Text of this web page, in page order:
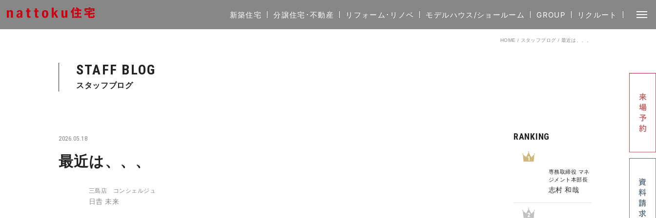
新築住宅 分譲住宅･不動産 リフォーム･リノベ モデルハウス/ショールーム GROUP リクルート
HOME / スタッフブログ / 最近は、、、
STAFF BLOG
スタッフブログ
2026.05.18
最近は、、、
三島店 コンシェルジュ
日𠮷 未来
RANKING
1
専務取締役 マネ
ジメント本部長
志村 和哉
2